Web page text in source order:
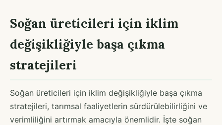
Soğan üreticileri için iklim
değişikliğiyle başa çıkma
stratejileri
Soğan üreticileri için iklim değişikliğiyle başa çıkma
stratejileri, tarımsal faaliyetlerin sürdürülebilirliğini ve
verimliliğini artırmak amacıyla önemlidir. İşte soğan